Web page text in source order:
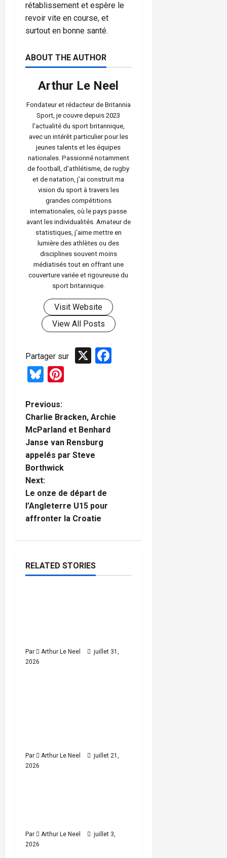
rétablissement et espère le
revoir vite en course, et
surtout en bonne santé.
ABOUT THE AUTHOR
Arthur Le Neel
Fondateur et rédacteur de Britannia
Sport, je couvre depuis 2023
l’actualité du sport britannique,
avec un intérêt particulier pour les
jeunes talents et les équipes
nationales. Passionné notamment
de football, d’athlétisme, de rugby
et de natation, j’ai construit ma
vision du sport à travers les
grandes compétitions
internationales, où le pays passe
avant les individualités. Amateur de
statistiques, j’aime mettre en
lumière des athlètes ou des
disciplines souvent moins
médiatisés tout en offrant une
couverture variée et rigoureuse du
sport britannique.
Visit Website
View All Posts
Partager sur X
Bluesky
P
o
s
t
n
a
g
o
Previous:
Charlie Bracken, Archie
McParland et Benhard
Janse van Rensburg
appelés par Steve
Borthwick
Next:
Le onze de départ de
l’Angleterre U15 pour
affronter la Croatie
RELATED STORIES
Cyclisme
Par Arthur Le Neel
juillet 31,
2026
Par Arthur Le Neel
juillet 21,
2026
Par Arthur Le Neel
juillet 3,
2026